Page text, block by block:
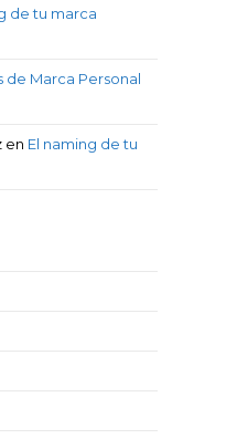
de tu marca
de Marca Personal
en El naming de tu